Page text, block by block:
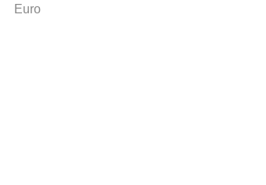
Se você busca por Distribuidor de
Euro